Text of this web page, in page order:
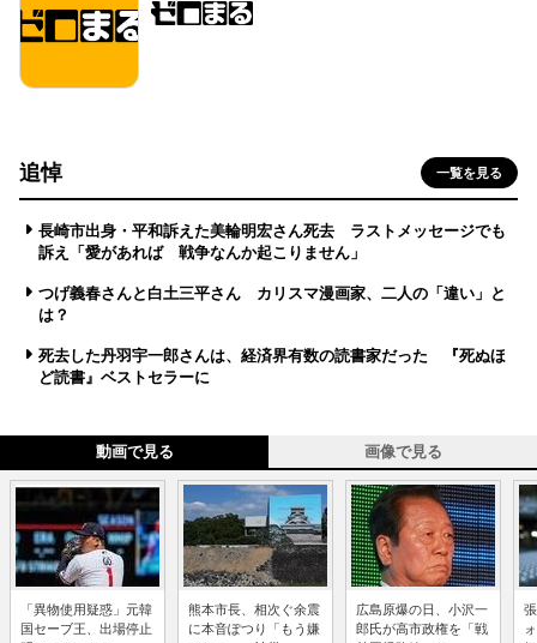
追悼 一覧を見る
長崎市出身・平和訴えた美輪明宏さん死去 ラストメッセージでも
訴え「愛があれば 戦争なんか起こりません」
つげ義春さんと白土三平さん カリスマ漫画家、二人の「違い」と
は？
死去した丹羽宇一郎さんは、経済界有数の読書家だった 『死ぬほ
ど読書』ベストセラーに
動画で見る 画像で見る
「異物使用疑惑」元韓
国セーブ王、出場停止
熊本市長、相次ぐ余震
に本音ぽつり「もう嫌
広島原爆の日、小沢一
郎氏が高市政権を「戦